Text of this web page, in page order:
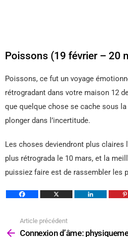
Poissons (19 février – 20
Poissons, ce fut un voyage
rétrogradant dans votre maison 12
que quelque chose se cache sous
plonger dans l’incertitude.
Les choses deviendront plus claires
plus rétrograda le 10 mars, et la
puissiez faire est de rassembler les
plus
Article précédent
Connexion d’âme: